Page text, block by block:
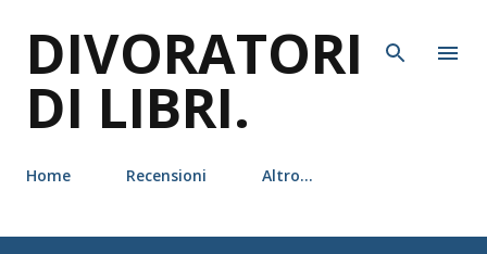
DIVORATORI
DI LIBRI.
Home Recensioni Altro…